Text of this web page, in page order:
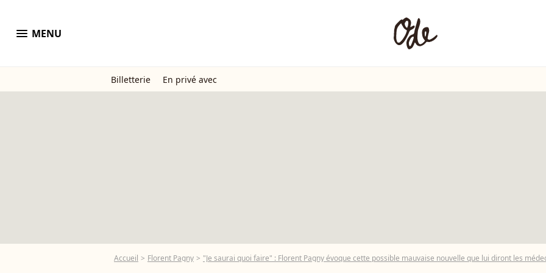
menu MENU
Billetterie En privé avec
Accueil Florent Pagny "Je saurai quoi faire" : Florent Pagny évoque cette possible mauvaise nouvelle que lui diront les